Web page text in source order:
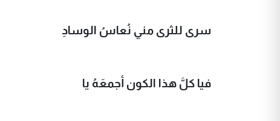
سرى للثرى مني نُعاسُ الوسادِ
فيا كلَّ هذا الكون أجمعَهُ يا